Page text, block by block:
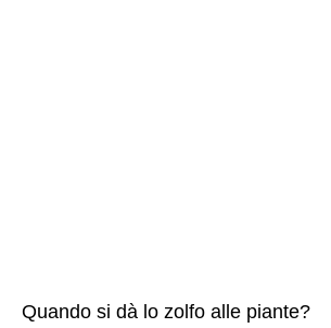
Quando si dà lo zolfo alle piante?